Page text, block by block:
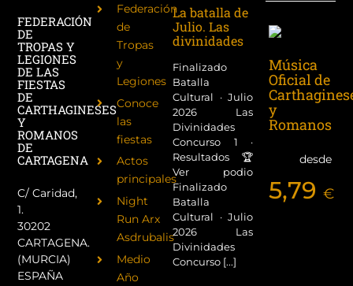
FEDERACIÓN
DE
TROPAS Y
LEGIONES
DE LAS
FIESTAS
DE
CARTHAGINESES
Y
ROMANOS
DE
CARTAGENA
C/ Caridad,
1.
30202
CARTAGENA.
(MURCIA)
ESPAÑA
Federación
de
Tropas
y
Legiones
Conoce
las
fiestas
Actos
principales
Night
Run Arx
Asdrubalis
Medio
Año
La batalla de
Julio. Las
divinidades
Finalizado
Batalla
Cultural · Julio
2026 Las
Divinidades
Concurso 1 ·
Resultados 🏆
Ver podio
Finalizado
Batalla
Cultural · Julio
2026 Las
Divinidades
Concurso [...]
Música
Oficial de
y
Romanos
desde
5,79€